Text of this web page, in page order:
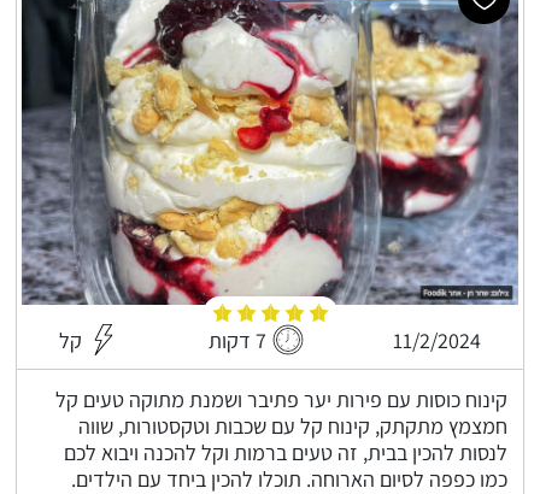
11/2/2024 7 דקות קל
קינוח כוסות עם פירות יער פתיבר ושמנת מתוקה טעים קל
חמצמץ מתקתק, קינוח קל עם שכבות וטקסטורות, שווה
לנסות להכין בבית, זה טעים ברמות וקל להכנה ויבוא לכם
כמו כפפה לסיום הארוחה. תוכלו להכין ביחד עם הילדים.